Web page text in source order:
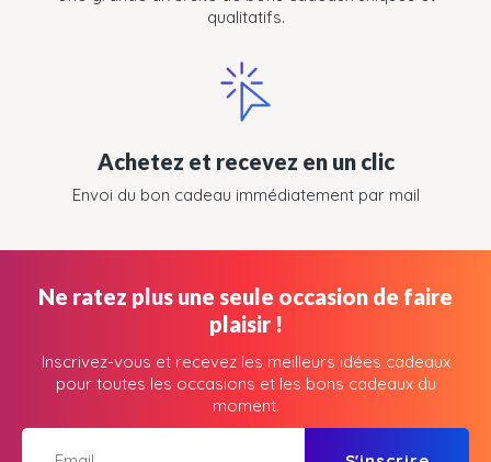
qualitatifs.
Achetez et recevez en un clic
Envoi du bon cadeau immédiatement par mail
Ne ratez plus une seule occasion de faire
plaisir !
Inscrivez-vous et recevez les meilleurs idées cadeaux
pour toutes les occasions et les bons cadeaux du
moment.